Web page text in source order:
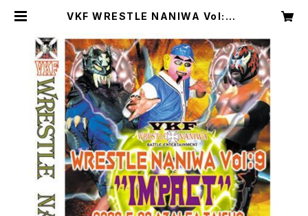
VKF WRESTLE NANIWA Vol:9 |